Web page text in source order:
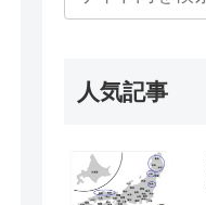
人気記事